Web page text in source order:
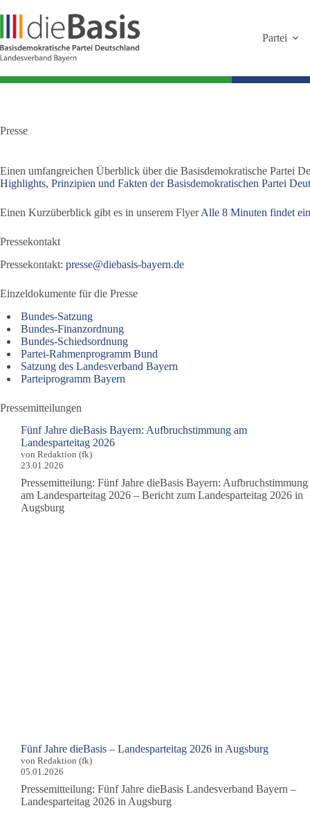
Inhalt
springen
Partei
Presse
Einen umfangreichen Überblick über die Basisdemokratische Partei
Highlights, Prinzipien und Fakten der Basisdemokratischen Partei
Einen Kurzüberblick gibt es in unserem FlyerAlle 8 Minuten findet
Pressekontakt
Pressekontakt: presse@diebasis-bayern.de
Einzeldokumente für die Presse
Bundes-Satzung
Bundes-Finanzordnung
Bundes-Schiedsordnung
Partei-Rahmenprogramm Bund
Satzung des Landesverband Bayern
Parteiprogramm Bayern
Pressemitteilungen
Fünf Jahre dieBasis Bayern: Aufbruchstimmung am
Landesparteitag 2026
von Redaktion (fk)
23.01.2026
Pressemitteilung: Fünf Jahre dieBasis Bayern: Aufbruchstimmung
am Landesparteitag 2026 – Bericht zum Landesparteitag 2026 in
Augsburg
Fünf Jahre dieBasis – Landesparteitag 2026 in Augsburg
von Redaktion (fk)
05.01.2026
Pressemitteilung: Fünf Jahre dieBasis Landesverband Bayern –
Landesparteitag 2026 in Augsburg